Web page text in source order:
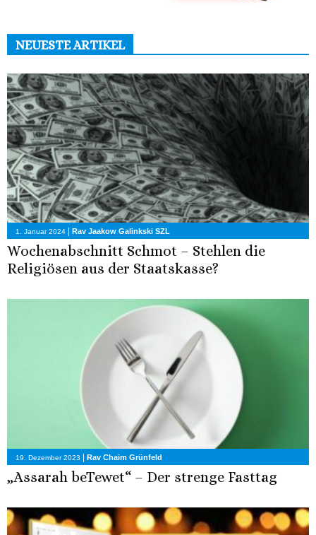
NEUESTE ARTIKEL
1. Januar 2024 Rav Jaakow Galinkski SZL
Wochenabschnitt Schmot – Stehlen die
Religiösen aus der Staatskasse?
19. Dezember 2023 | Rav Chaim Grünfeld
„Assarah beTewet“ – Der strenge Fasttag